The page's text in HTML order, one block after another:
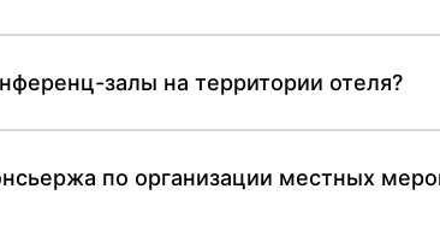
залы на территории отеля?
по организации местных